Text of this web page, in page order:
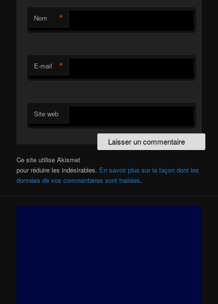
Nom *
E-mail *
Site web
Ce site utilise Akismet
pour réduire les indésirables. En savoir plus sur la façon dont les
données de vos commentaires sont traitées.